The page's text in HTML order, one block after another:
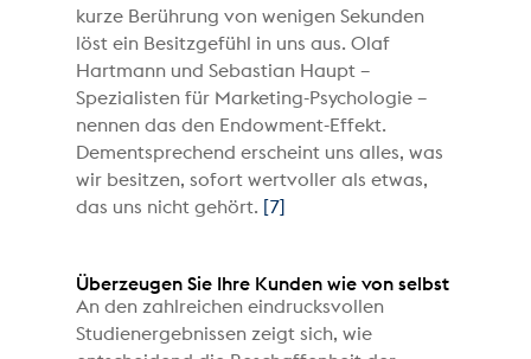
kurze Berührung von wenigen Sekunden
löst ein Besitzgefühl in uns aus. Olaf
Hartmann und Sebastian Haupt –
Spezialisten für Marketing-Psychologie –
nennen das den Endowment-Effekt.
Dementsprechend erscheint uns alles, was
wir besitzen, sofort wertvoller als etwas,
das uns nicht gehört.
[7]
Überzeugen Sie Ihre Kunden wie von selbst
An den zahlreichen eindrucksvollen
Studienergebnissen zeigt sich, wie